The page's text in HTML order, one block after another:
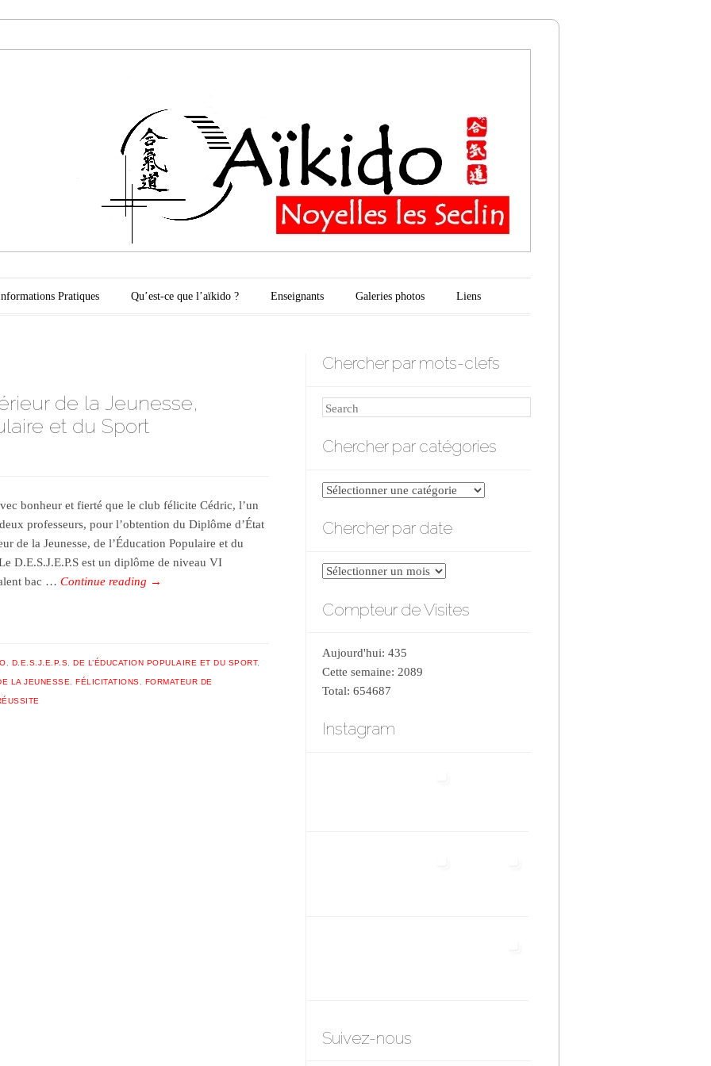
Pratiques Qu’est-ce que l’aïkido ? Enseignants Galeries photos Liens
de la Jeunesse,
et du Sport
bonheur et fierté que le club félicite Cédric, l’un
professeurs, pour l’obtention du Diplôme d’État
de la Jeunesse, de l’Éducation Populaire et du
D.E.S.J.E.P.S est un diplôme de niveau VI
bac …Continue reading →
D.E.S.J.E.P.S DE L’ÉDUCATION POPULAIRE ET DU SPORT,
LA JEUNESSE FÉLICITATIONS FORMATEUR DE
Chercher par mots-clefs
Search
Chercher par catégories
Chercher
catégories
Chercher par date
Chercher
date
Compteur de Visites
Aujourd'hui: 435
Cette semaine: 2089
Total: 654687
Instagram
Suivez-nous